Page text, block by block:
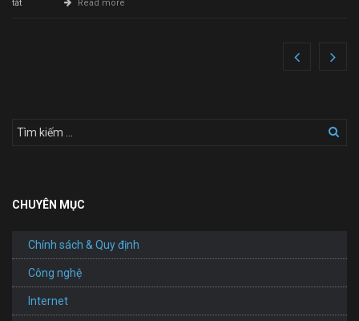
tắt
người
Read more
CHUYÊN MỤC
Chính sách & Quy định
Công nghệ
Internet